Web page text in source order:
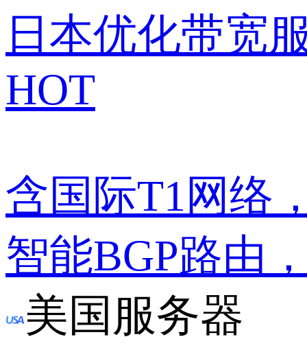
日本优化带宽
HOT
含国际T1网络
智能BGP路由
美国服务器